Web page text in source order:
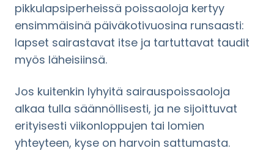
pikkulapsiperheissä poissaoloja kertyy
ensimmäisinä päiväkotivuosina runsaasti:
lapset sairastavat itse ja tartuttavat taudit
myös läheisiinsä.
Jos kuitenkin lyhyitä sairauspoissaoloja
alkaa tulla säännöllisesti, ja ne sijoittuvat
erityisesti viikonloppujen tai lomien
yhteyteen, kyse on harvoin sattumasta.